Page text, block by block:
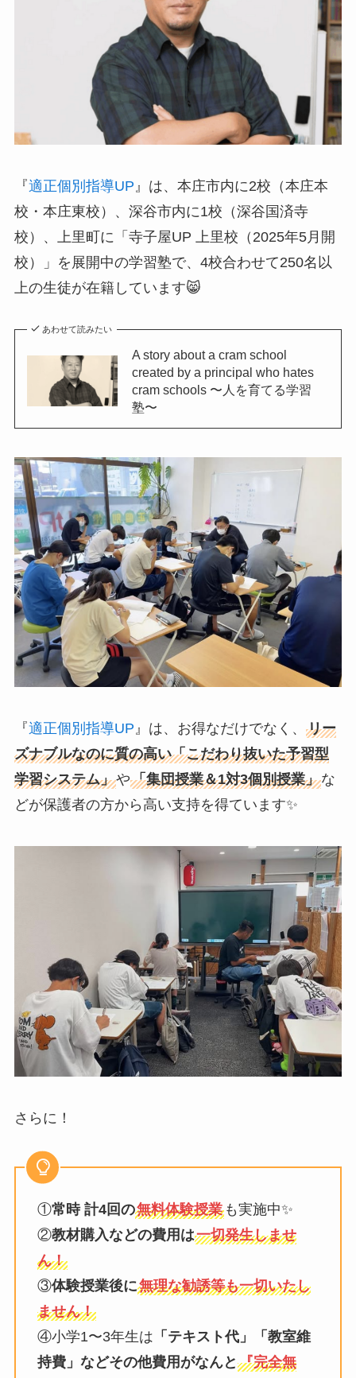
『適正個別指導UP』は、本庄市内に2校（本庄本
校・本庄東校）、深谷市内に1校（深谷国済寺
校）、上里町に「寺子屋UP 上里校（2025年5月開
校）」を展開中の学習塾で、4校合わせて250名以
上の生徒が在籍しています😸
あわせて読みたい
A story about a cram school
created by a principal who hates
cram schools 〜人を育てる学習
塾〜
『適正個別指導UP 』は、お得なだけでなく、 リー
ズナブルなのに質の高い「こだわり抜いた予習型
学習システム」や「集団授業＆1対3個別授業」な
どが保護者の方から高い支持を得ています✨
さらに！
①常時 計4回の無料体験授業も実施中✨
②教材購入などの費用は一切発生しませ
ん！
③体験授業後に無理な勧誘等も一切いたし
ません！
④小学1〜3年生は 「テキスト代」「教室維
持費」などその他費用がなんと 『完全無